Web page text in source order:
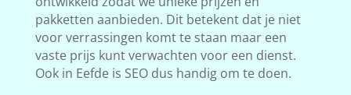
pakketten aanbieden. Dit betekent dat je niet
voor verrassingen komt te staan maar een
vaste prijs kunt verwachten voor een dienst.
Ook in Eefde is SEO dus handig om te doen.